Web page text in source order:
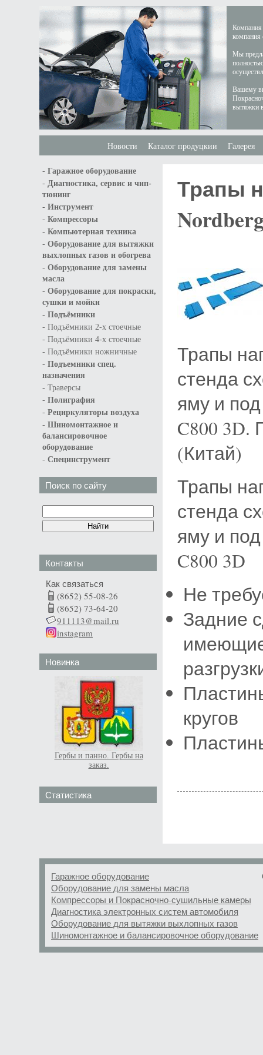
Компания
компания
Мы
Вашему
вытяжки
Новости Каталог продуцкии Галерея
- Гаражное оборудование
- Диагностика, сервис и чип-
тюнинг
- Инструмент
- Компрессоры
- Компьютерная техника
- Оборудование для вытяжки
выхлопных газов и обогрева
- Оборудование для замены
масла
- Оборудование для покраски,
сушки и мойки
- Подъёмники
- Подъёмники 2-х стоечные
- Подъёмники 4-х стоечные
- Подъёмники ножничные
- Подъемники спец.
назначения
- Траверсы
- Полиграфия
- Рециркуляторы воздуха
- Шиномонтажное и
балансировочное
оборудование
- Специнструмент
Поиск по сайту
Контакты
Как связаться
(8652) 55-08-26
(8652) 73-64-20
911113@mail.ru
instagram
Новинка
Гербы и панно. Гербы на
заказ.
Статистика
Трапы
Трапы
стенда
яму и
C800 3D.
(Китай)
Трапы
стенда
яму и
C800 3D
Не
Задние
кругов
Гаражное оборудование
Оборудование для замены масла
Компрессоры и Покрасночно-сушильные камеры
Диагностика электронных систем автомобиля
Оборудование для вытяжки выхлопных газов
Шиномонтажное и балансировочное оборудование